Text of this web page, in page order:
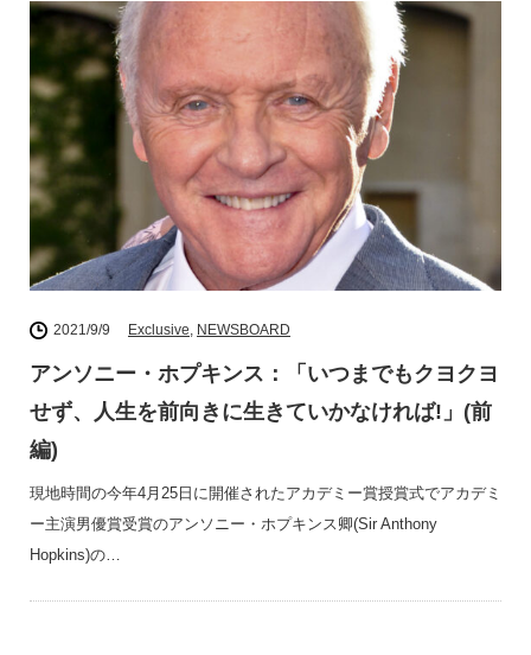
2021/9/9 Exclusive, NEWSBOARD
アンソニー・ホプキンス：「いつまでもクヨクヨ
せず、人生を前向きに生きていかなければ!」(前
編)
現地時間の今年4月25日に開催されたアカデミー賞授賞式でアカデミ
ー主演男優賞受賞のアンソニー・ホプキンス卿(Sir Anthony
Hopkins)の…